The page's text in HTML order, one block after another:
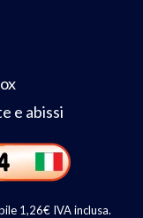
e abissi
1,26€ IVA inclusa.